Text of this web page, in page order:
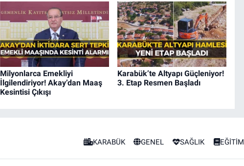
Milyonlarca Emekliyi
İlgilendiriyor! Akay’dan Maaş
Kesintisi Çıkışı
Karabük’te Altyapı Güçleniyor!
3. Etap Resmen Başladı
KARABÜK GENEL SAĞLIK EĞİTİM